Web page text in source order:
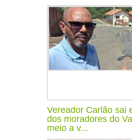
Vereador Carlão sai
dos moradores do
meio a v...